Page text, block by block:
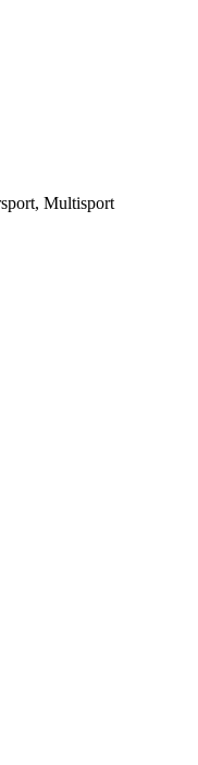
Multisport